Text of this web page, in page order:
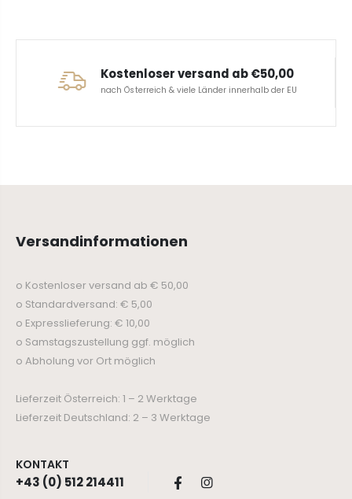
Kostenloser versand ab €50,00
nach Österreich & viele Länder innerhalb der EU
Versandinformationen
o Kostenloser versand ab € 50,00
o Standardversand: € 5,00
o Expresslieferung: € 10,00
o Samstagszustellung ggf. möglich
o Abholung vor Ort möglich
Lieferzeit Österreich: 1 – 2 Werktage
Lieferzeit Deutschland: 2 – 3 Werktage
KONTAKT
+43 (0) 512 214411